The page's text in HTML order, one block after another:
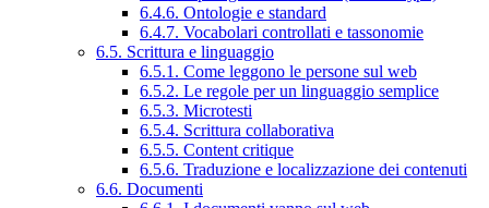
6.4.6. Ontologie e standard
6.4.7. Vocabolari controllati e tassonomie
6.5. Scrittura e linguaggio
6.5.1. Come leggono le persone sul web
6.5.2. Le regole per un linguaggio semplice
6.5.3. Microtesti
6.5.4. Scrittura collaborativa
6.5.5. Content critique
6.5.6. Traduzione e localizzazione dei contenuti
6.6. Documenti